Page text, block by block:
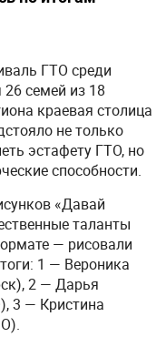
ГТО среди
семей из 18
краевая столица
не только
эстафету ГТО, но
способности.
«Давай
таланты
— рисовали
1 — Вероника
2 — Дарья
3 — Кристина